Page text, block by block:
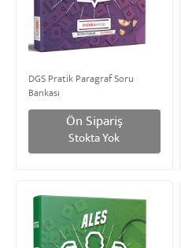
DGS Pratik Paragraf Soru
Bankası
Ön Sipariş
Stokta Yok